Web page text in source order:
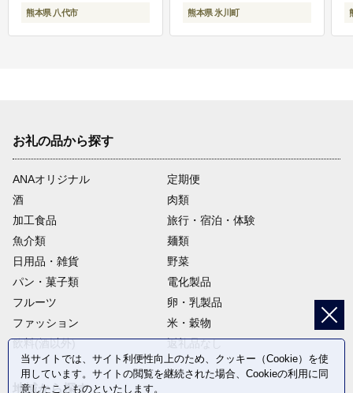
熊本県 八代市 熊本県 氷川町
お礼の品から探す
ANAオリジナル
定期便
酒
肉類
加工食品
旅行・宿泊・体験
魚介類
麺類
日用品・雑貨
野菜
パン・菓子類
電化製品
フルーツ
卵・乳製品
ファッション
米・穀物
飲料(酒以外)
返礼品なし
地域から探す
当サイトでは、サイト利便性向上のため、クッキー（Cookie）を使
用しています。サイトの閲覧を継続された場合、Cookieの利用に同
意したことものといたします。